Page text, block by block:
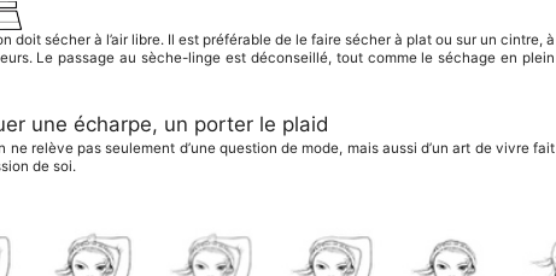
doit sécher à l’air libre. Il est préférable de le faire sécher à plat ou sur un cintre, à
Le passage au sèche-linge est déconseillé, tout comme le séchage en plein
une écharpe, un porter le plaid
relève pas seulement d’une question de mode, mais aussi d’un art de vivre fait
de soi.